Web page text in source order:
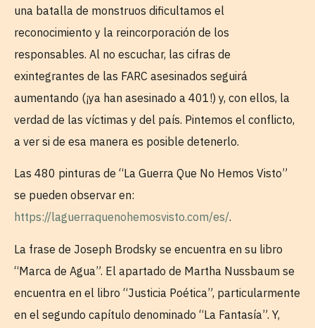
una batalla de monstruos dificultamos el
reconocimiento y la reincorporación de los
responsables. Al no escuchar, las cifras de
exintegrantes de las FARC asesinados seguirá
aumentando (¡ya han asesinado a 401!) y, con ellos, la
verdad de las víctimas y del país. Pintemos el conflicto,
a ver si de esa manera es posible detenerlo.
Las 480 pinturas de “La Guerra Que No Hemos Visto”
se pueden observar en:
https://laguerraquenohemosvisto.com/es/.
La frase de Joseph Brodsky se encuentra en su libro
“Marca de Agua”. El apartado de Martha Nussbaum se
encuentra en el libro “Justicia Poética”, particularmente
en el segundo capítulo denominado “La Fantasía”. Y,